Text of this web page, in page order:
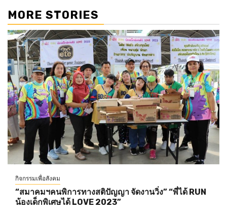
MORE STORIES
กิจกรรมเพื่อสังคม
“สมาคมฯคนพิการทางสติปัญญา จัดงานวิ่ง” “พี่ได้ RUN
น้องเด็กพิเศษได้ LOVE 2023”